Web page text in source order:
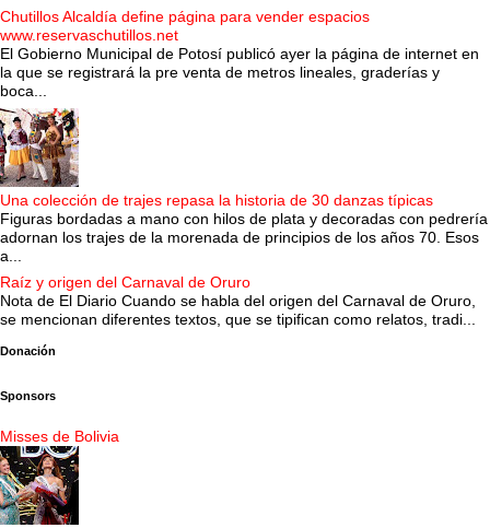
Chutillos Alcaldía define página para vender espacios
www.reservaschutillos.net
El Gobierno Municipal de Potosí publicó ayer la página de internet en
la que se registrará la pre venta de metros lineales, graderías y
boca...
Una colección de trajes repasa la historia de 30 danzas típicas
Figuras bordadas a mano con hilos de plata y decoradas con pedrería
adornan los trajes de la morenada de principios de los años 70. Esos
a...
Raíz y origen del Carnaval de Oruro
Nota de El Diario Cuando se habla del origen del Carnaval de Oruro,
se mencionan diferentes textos, que se tipifican como relatos, tradi...
Donación
Sponsors
Misses de Bolivia